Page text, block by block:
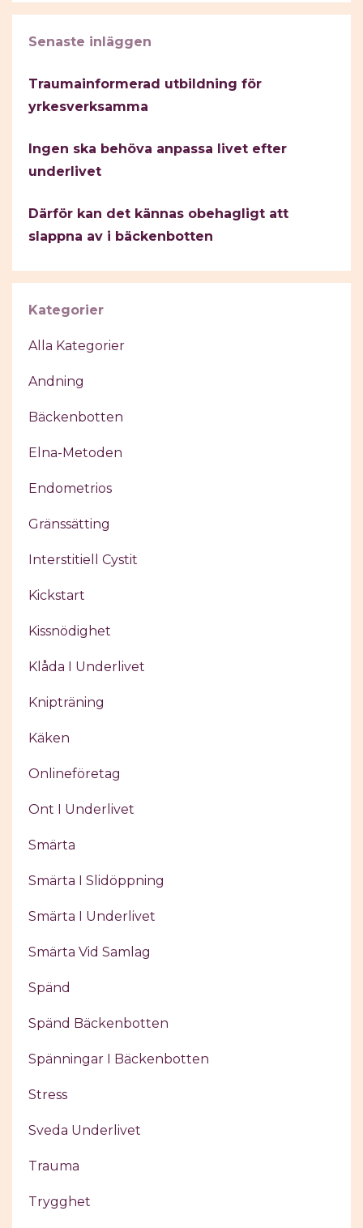
Senaste inläggen
Traumainformerad utbildning för
yrkesverksamma
Ingen ska behöva anpassa livet efter
underlivet
Därför kan det kännas obehagligt att
slappna av i bäckenbotten
Kategorier
Alla Kategorier
Andning
Bäckenbotten
Elna-Metoden
Endometrios
Gränssätting
Interstitiell Cystit
Kickstart
Kissnödighet
Klåda I Underlivet
Knipträning
Käken
Onlineföretag
Ont I Underlivet
Smärta
Smärta I Slidöppning
Smärta I Underlivet
Smärta Vid Samlag
Spänd
Spänd Bäckenbotten
Spänningar I Bäckenbotten
Stress
Sveda Underlivet
Trauma
Trygghet